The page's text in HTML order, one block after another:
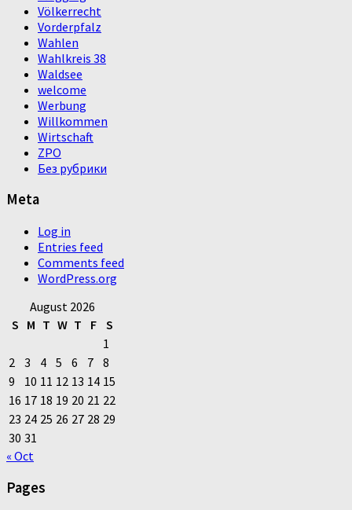
Völkerrecht
Vorderpfalz
Wahlen
Wahlkreis 38
Waldsee
welcome
Werbung
Willkommen
Wirtschaft
ZPO
Без рубрики
Meta
Log in
Entries feed
Comments feed
WordPress.org
August 2026
S M T W T F S
1
2 3 4 5 6 7 8
9
10 11 12 13 14 15
16 17 18 19 20 21 22
23 24 25 26 27 28 29
30 31
« Oct
Pages